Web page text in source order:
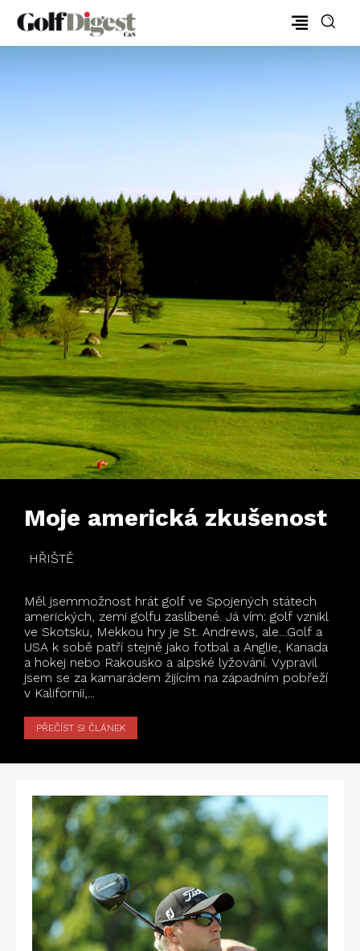
Moje americká zkušenost
HŘIŠTĚ
Měl jsemmožnost hrát golf ve Spojených státech
amerických, zemi golfu zaslíbené. Já vím: golf vznikl
ve Skotsku, Mekkou hry je St. Andrews, ale…Golf a
USA k sobě patří stejně jako fotbal a Anglie, Kanada
a hokej nebo Rakousko a alpské lyžování. Vypravil
jsem se za kamarádem žijícím na západním pobřeží
v Kalifornii,...
PŘEČÍST SI ČLÁNEK